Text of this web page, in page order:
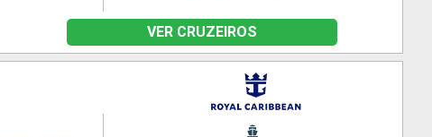
VER CRUZEIROS